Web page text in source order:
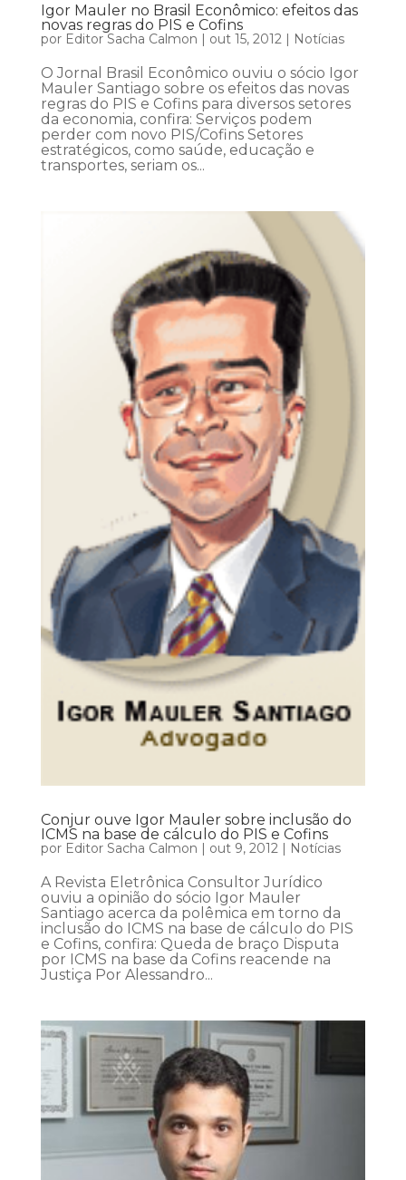
Igor Mauler no Brasil Econômico: efeitos das
novas regras do PIS e Cofins
por Editor Sacha Calmon | out 15, 2012| Notícias
O Jornal Brasil Econômico ouviu o sócio Igor
Mauler Santiago sobre os efeitos das novas
regras do PIS e Cofins para diversos setores
da economia, confira: Serviços podem
perder com novo PIS/Cofins Setores
estratégicos, como saúde, educação e
transportes, seriam os...
Conjur ouve Igor Mauler sobre inclusão do
ICMS na base de cálculo do PIS e Cofins
por Editor Sacha Calmon | out 9, 2012| Notícias
A Revista Eletrônica Consultor Jurídico
ouviu a opinião do sócio Igor Mauler
Santiago acerca da polêmica em torno da
inclusão do ICMS na base de cálculo do PIS
e Cofins, confira: Queda de braço Disputa
por ICMS na base da Cofins reacende na
Justiça Por Alessandro...